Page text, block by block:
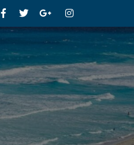
FacebookTwitterGoogle+Instagram